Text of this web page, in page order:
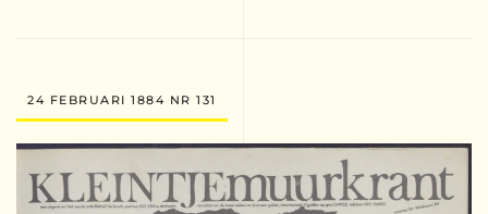
24 FEBRUARI 1884 NR 131